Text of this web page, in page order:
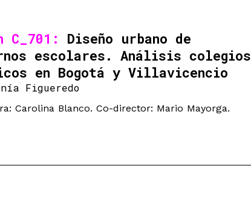
C_701: Diseño urbano de
escolares. Análisis colegios
en Bogotá y Villavicencio
Figueredo
Carolina Blanco. Co-director: Mario Mayorga.